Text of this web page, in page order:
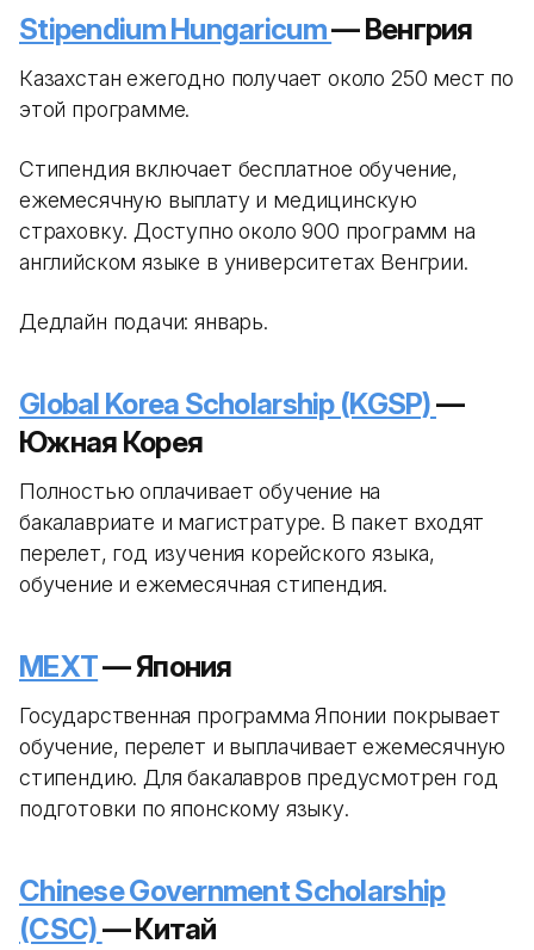
Stipendium Hungaricum— Венгрия
Казахстан ежегодно получает около 250 мест по
этой программе.
Стипендия включает бесплатное обучение,
ежемесячную выплату и медицинскую
страховку. Доступно около 900 программ на
английском языке в университетах Венгрии.
Дедлайн подачи: январь.
Global Korea Scholarship (KGSP)—
Южная Корея
Полностью оплачивает обучение на
бакалавриате и магистратуре. В пакет входят
перелет, год изучения корейского языка,
обучение и ежемесячная стипендия.
MEXT— Япония
Государственная программа Японии покрывает
обучение, перелет и выплачивает ежемесячную
стипендию. Для бакалавров предусмотрен год
подготовки по японскому языку.
Chinese Government Scholarship
(CSC)— Китай